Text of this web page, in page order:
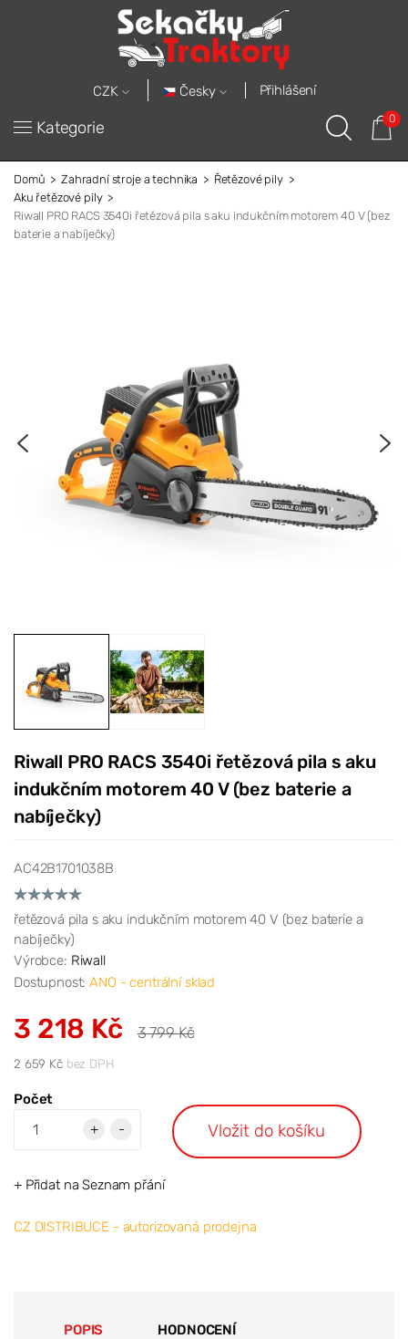
CZK Česky Přihlášení
Kategorie 0
Domů Zahradní stroje a technika
Řetězové pily
Aku řetězové pily
Riwall PRO RACS 3540i řetězová pila s aku indukčním motorem 40 V (bez
baterie a nabíječky)
Riwall PRO RACS 3540i řetězová pila s aku
indukčním motorem 40 V (bez baterie a
nabíječky)
AC42B1701038B
řetězová pila s aku indukčním motorem 40 V (bez baterie a
nabíječky)
Výrobce: Riwall
Dostupnost:ANO - centrální sklad
3 218 Kč 3 799 Kč
2 659 Kčbez DPH
Počet
+
- Vložit do košíku
+ Přidat na Seznam přání
CZ DISTRIBUCE - autorizovaná prodejna
POPIS HODNOCENÍ